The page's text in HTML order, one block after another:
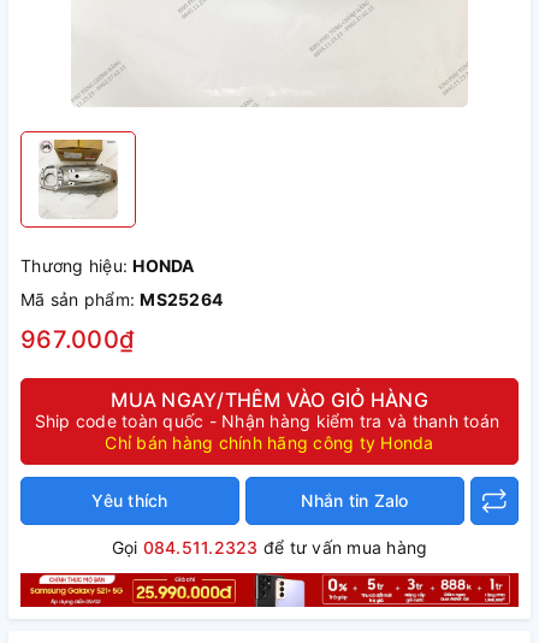
Thương hiệu:HONDA
Mã sản phẩm:MS25264
967.000₫
MUA NGAY/THÊM VÀO GIỎ HÀNG
Ship code toàn quốc - Nhận hàng kiểm tra và thanh toán
Chỉ bán hàng chính hãng công ty Honda
Yêu thích Nhắn tin Zalo
Gọi 084.511.2323 để tư vấn mua hàng